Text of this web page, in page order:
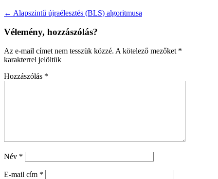
← Alapszintű újraélesztés (BLS) algoritmusa
Vélemény, hozzászólás?
Az e-mail címet nem tesszük közzé. A kötelező mezőket *
karakterrel jelöltük
Hozzászólás *
Név *
E-mail cím *